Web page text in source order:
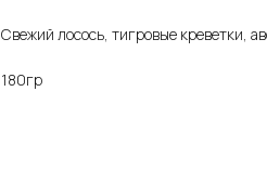
Свежий лосось, тигровые креветки,
180гр